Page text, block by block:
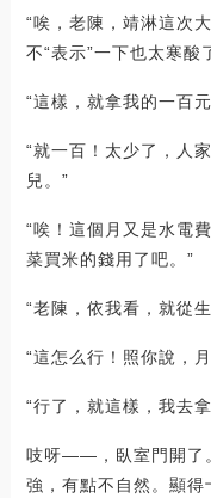
“唉，老陳，靖淋這次
不“表示”一下也太寒酸
“這樣，就拿我的一百
“就一百！太少了，人
兒。”
“唉！這個月又是水電
菜買米的錢用了吧。”
“老陳，依我看，就從
“這怎么行！照你說，
“行了，就這樣，我去
吱呀――，臥室門開了
強，有點不自然。顯得